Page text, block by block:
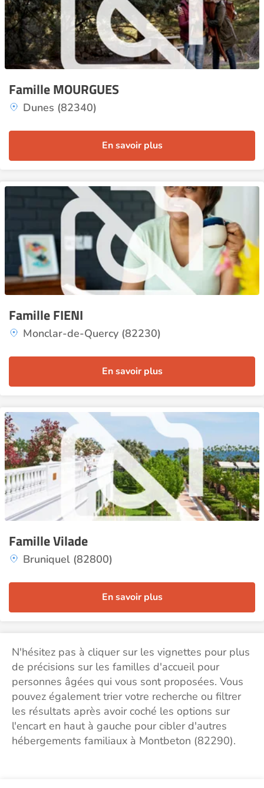
Famille MOURGUES
Dunes (82340)
En savoir plus
Famille FIENI
Monclar-de-Quercy (82230)
En savoir plus
Famille Vilade
Bruniquel (82800)
En savoir plus
N'hésitez pas à cliquer sur les vignettes pour plus
de précisions sur les familles d'accueil pour
personnes âgées qui vous sont proposées. Vous
pouvez également trier votre recherche ou filtrer
les résultats après avoir coché les options sur
l'encart en haut à gauche pour cibler d'autres
hébergements familiaux à Montbeton (82290).